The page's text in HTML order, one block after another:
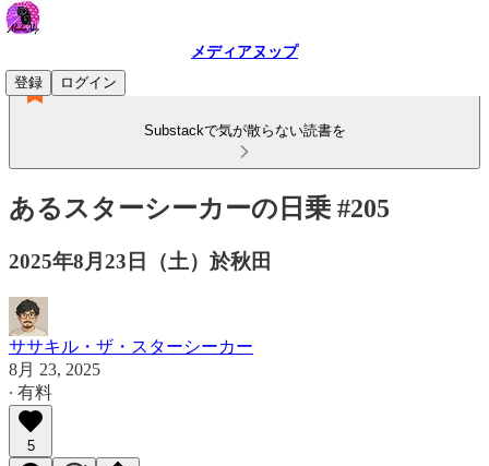
メディアヌップ
登録
ログイン
Substackで気が散らない読書を
あるスターシーカーの日乗 #205
2025年8月23日（土）於秋田
ササキル・ザ・スターシーカー
8月 23, 2025
∙ 有料
5